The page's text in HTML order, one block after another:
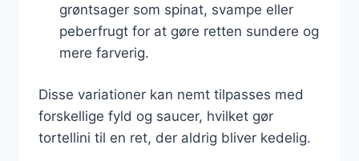
grøntsager som spinat, svampe eller
peberfrugt for at gøre retten sundere og
mere farverig.
Disse variationer kan nemt tilpasses med
forskellige fyld og saucer, hvilket gør
tortellini til en ret, der aldrig bliver kedelig.